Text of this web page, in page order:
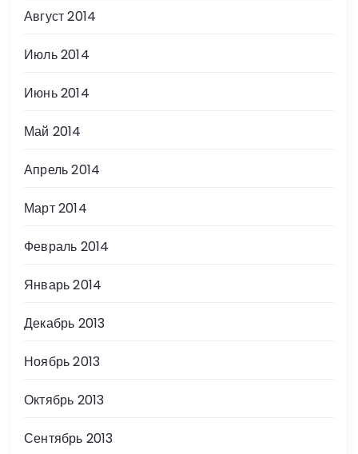
Август 2014
Июль 2014
Июнь 2014
Май 2014
Апрель 2014
Март 2014
Февраль 2014
Январь 2014
Декабрь 2013
Ноябрь 2013
Октябрь 2013
Сентябрь 2013